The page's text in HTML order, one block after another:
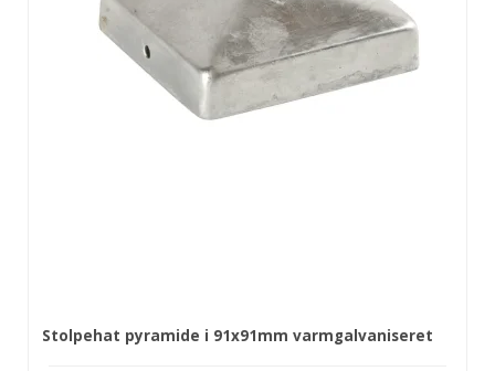
Stolpehat pyramide i 91x91mm varmgalvaniseret